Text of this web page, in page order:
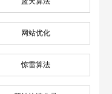
网站优化
惊雷算法